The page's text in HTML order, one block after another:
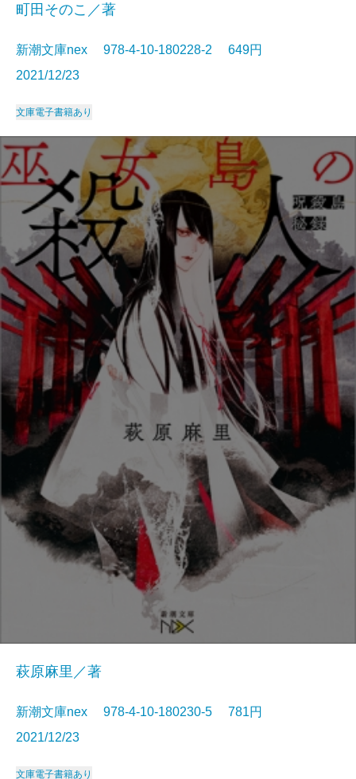
町田そのこ／著
新潮文庫nex 978-4-10-180228-2 649円
2021/12/23
文庫電子書籍あり
萩原麻里／著
新潮文庫nex 978-4-10-180230-5 781円
2021/12/23
文庫電子書籍あり